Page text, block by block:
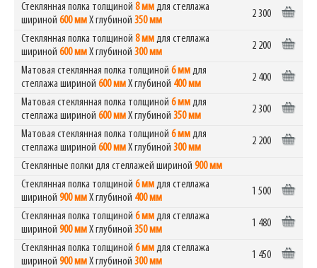
Стеклянная полка толщиной 8 ммдля стеллажа
шириной 600 ммХ глубиной 350 мм
2 300
Стеклянная полка толщиной 8 ммдля стеллажа
шириной 600 ммХ глубиной 300 мм
2 200
Матовая стеклянная полка толщиной 6 ммдля
стеллажа шириной 600 ммХ глубиной 400 мм
2 400
Матовая стеклянная полка толщиной 6 ммдля
стеллажа шириной 600 ммХ глубиной 350 мм
2 300
Матовая стеклянная полка толщиной 6 ммдля
стеллажа шириной 600 ммХ глубиной 300 мм
2 200
Стеклянные полки для стеллажей шириной 900 мм
Стеклянная полка толщиной 6 ммдля стеллажа
шириной 900 ммХ глубиной 400 мм
1 500
Стеклянная полка толщиной 6 ммдля стеллажа
шириной 900 ммХ глубиной 350 мм
1 480
Стеклянная полка толщиной 6 ммдля стеллажа
шириной 900 ммХ глубиной 300 мм
1 450